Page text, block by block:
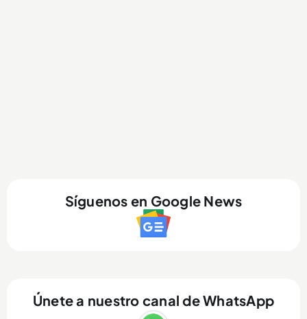
Síguenos en Google News
Únete a nuestro canal de WhatsApp